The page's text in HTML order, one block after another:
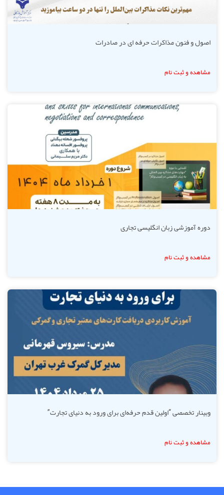
اصول و فنون مذاکرات حرفه ای در صادرات
مشاهده و ثبت نام
دوره آموزشی زبان انگلیسی تجاری
مشاهده و ثبت نام
وبینار تخصصی “اولین قدم حرفه‌ای برای ورود به دنیای تجارت”
مشاهده و ثبت نام